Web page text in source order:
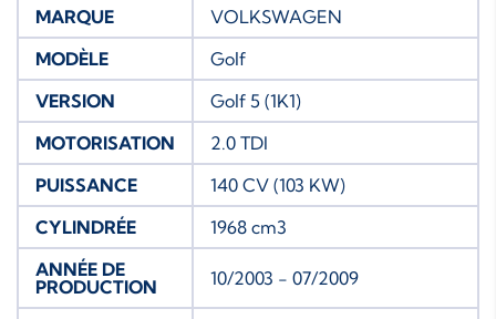
MARQUE
VOLKSWAGEN
MODÈLE
Golf
VERSION
Golf 5 (1K1)
MOTORISATION
2.0 TDI
PUISSANCE
140 CV (103 KW)
CYLINDRÉE
1968 cm3
ANNÉE DE
PRODUCTION
10/2003 - 07/2009